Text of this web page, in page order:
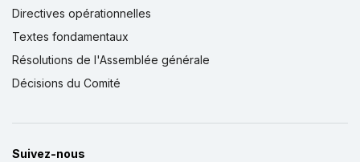
Directives opérationnelles
Textes fondamentaux
Résolutions de l'Assemblée générale
Décisions du Comité
Suivez-nous